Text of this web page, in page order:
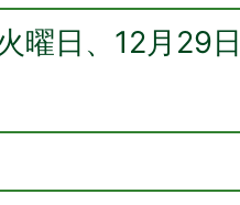
曜日、12月29